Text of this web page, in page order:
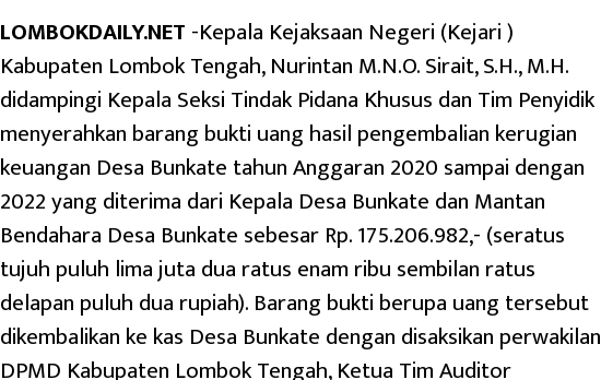
LOMBOKDAILY.NET -Kepala Kejaksaan Negeri (Kejari )
Kabupaten Lombok Tengah, Nurintan M.N.O. Sirait, S.H., M.H.
didampingi Kepala Seksi Tindak Pidana Khusus dan Tim Penyidik
menyerahkan barang bukti uang hasil pengembalian kerugian
keuangan Desa Bunkate tahun Anggaran 2020 sampai dengan
2022 yang diterima dari Kepala Desa Bunkate dan Mantan
Bendahara Desa Bunkate sebesar Rp. 175.206.982,- (seratus
tujuh puluh lima juta dua ratus enam ribu sembilan ratus
delapan puluh dua rupiah). Barang bukti berupa uang tersebut
dikembalikan ke kas Desa Bunkate dengan disaksikan perwakilan
DPMD Kabupaten Lombok Tengah, Ketua Tim Auditor